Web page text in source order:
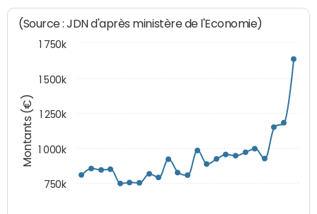
Montants (€)
(Source : JDN d'après ministère de l'Economie)
750k
1 000k
1 250k
1 500k
1 750k